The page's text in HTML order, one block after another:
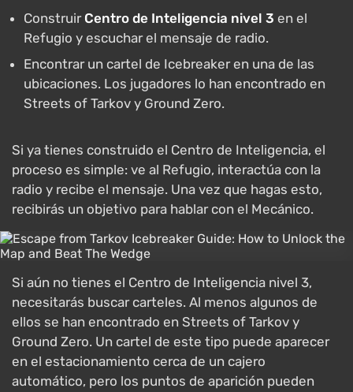
Construir Centro de Inteligencia nivel 3 en el
Refugio y escuchar el mensaje de radio.
Encontrar un cartel de Icebreaker en una de las
ubicaciones. Los jugadores lo han encontrado en
Streets of Tarkov y Ground Zero.
Si ya tienes construido el Centro de Inteligencia, el
proceso es simple: ve al Refugio, interactúa con la
radio y recibe el mensaje. Una vez que hagas esto,
recibirás un objetivo para hablar con el Mecánico.
Si aún no tienes el Centro de Inteligencia nivel 3,
necesitarás buscar carteles. Al menos algunos de
ellos se han encontrado en Streets of Tarkov y
Ground Zero. Un cartel de este tipo puede aparecer
en el estacionamiento cerca de un cajero
automático, pero los puntos de aparición pueden